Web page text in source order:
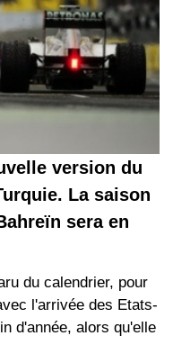
version du
La saison
sera en
du calendrier, pour
l'arrivée des Etats-
d'année, alors qu'elle